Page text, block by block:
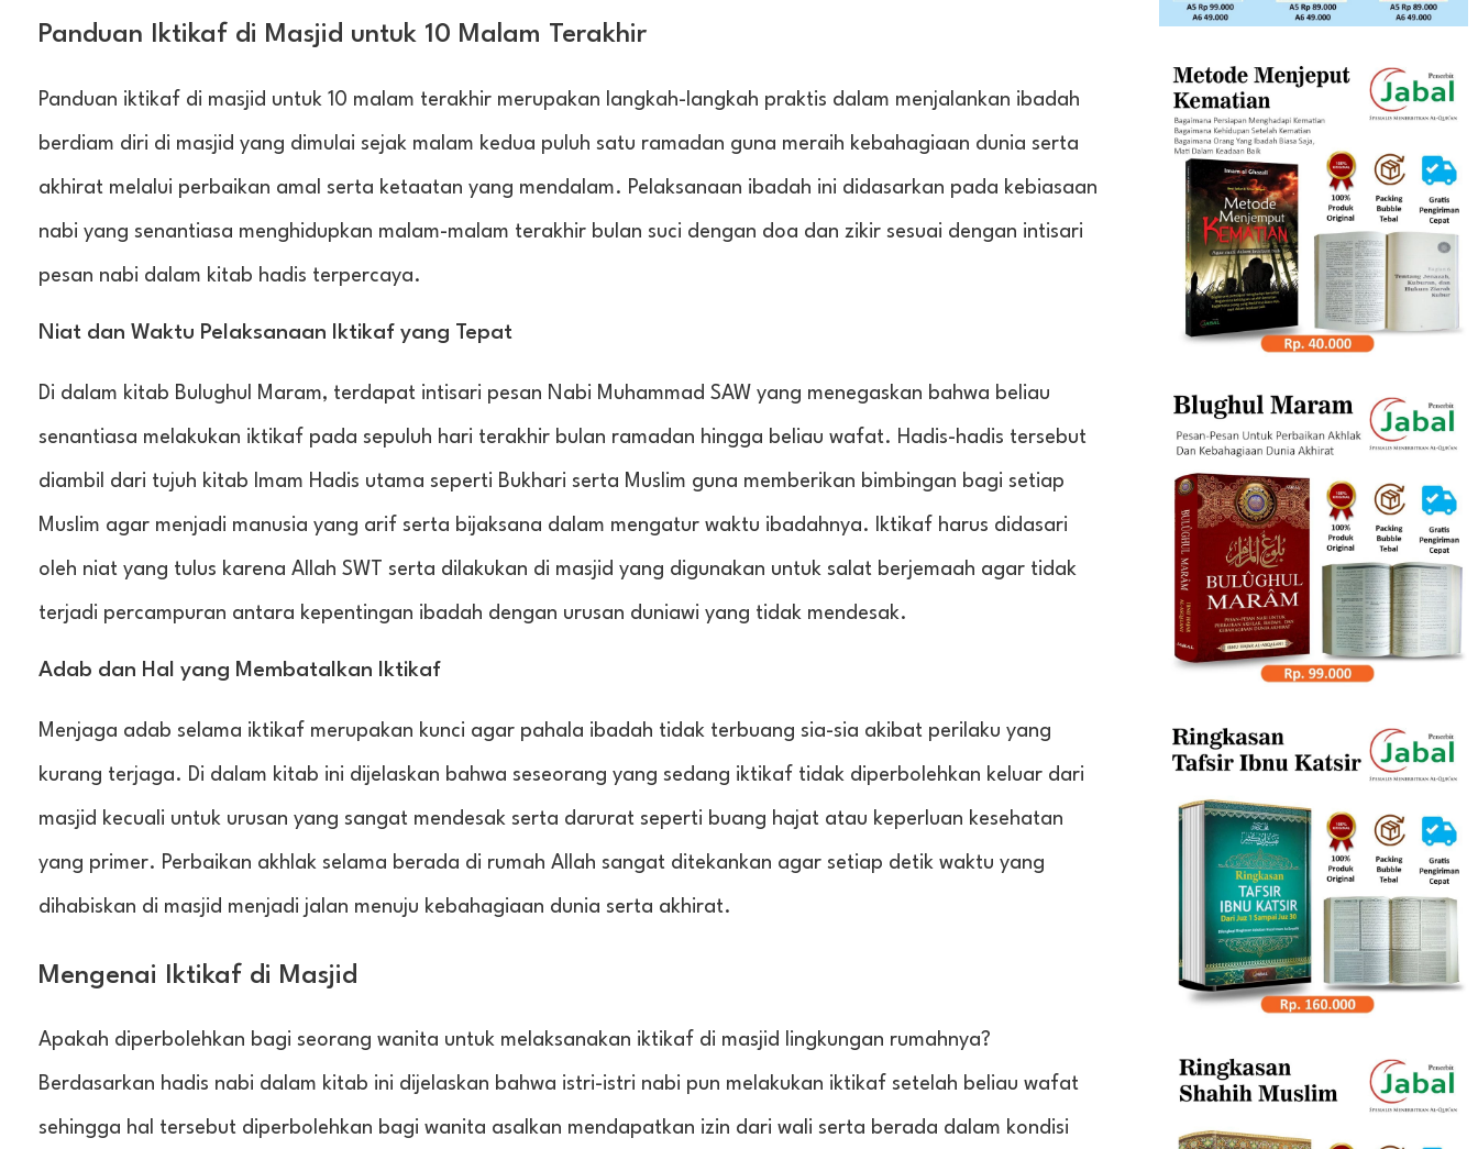
Panduan Iktikaf di Masjid untuk 10 Malam Terakhir
Panduan iktikaf di masjid untuk 10 malam terakhir merupakan langkah-langkah praktis dalam menjalankan ibadah
berdiam diri di masjid yang dimulai sejak malam kedua puluh satu ramadan guna meraih kebahagiaan dunia serta
akhirat melalui perbaikan amal serta ketaatan yang mendalam. Pelaksanaan ibadah ini didasarkan pada kebiasaan
nabi yang senantiasa menghidupkan malam-malam terakhir bulan suci dengan doa dan zikir sesuai dengan intisari
pesan nabi dalam kitab hadis terpercaya.
Niat dan Waktu Pelaksanaan Iktikaf yang Tepat
Di dalam kitab Bulughul Maram, terdapat intisari pesan Nabi Muhammad SAW yang menegaskan bahwa beliau
senantiasa melakukan iktikaf pada sepuluh hari terakhir bulan ramadan hingga beliau wafat. Hadis-hadis tersebut
diambil dari tujuh kitab Imam Hadis utama seperti Bukhari serta Muslim guna memberikan bimbingan bagi setiap
Muslim agar menjadi manusia yang arif serta bijaksana dalam mengatur waktu ibadahnya. Iktikaf harus didasari
oleh niat yang tulus karena Allah SWT serta dilakukan di masjid yang digunakan untuk salat berjemaah agar tidak
terjadi percampuran antara kepentingan ibadah dengan urusan duniawi yang tidak mendesak.
Adab dan Hal yang Membatalkan Iktikaf
Menjaga adab selama iktikaf merupakan kunci agar pahala ibadah tidak terbuang sia-sia akibat perilaku yang
kurang terjaga. Di dalam kitab ini dijelaskan bahwa seseorang yang sedang iktikaf tidak diperbolehkan keluar dari
masjid kecuali untuk urusan yang sangat mendesak serta darurat seperti buang hajat atau keperluan kesehatan
yang primer. Perbaikan akhlak selama berada di rumah Allah sangat ditekankan agar setiap detik waktu yang
dihabiskan di masjid menjadi jalan menuju kebahagiaan dunia serta akhirat.
Mengenai Iktikaf di Masjid
Apakah diperbolehkan bagi seorang wanita untuk melaksanakan iktikaf di masjid lingkungan rumahnya?
Berdasarkan hadis nabi dalam kitab ini dijelaskan bahwa istri-istri nabi pun melakukan iktikaf setelah beliau wafat
sehingga hal tersebut diperbolehkan bagi wanita asalkan mendapatkan izin dari wali serta berada dalam kondisi